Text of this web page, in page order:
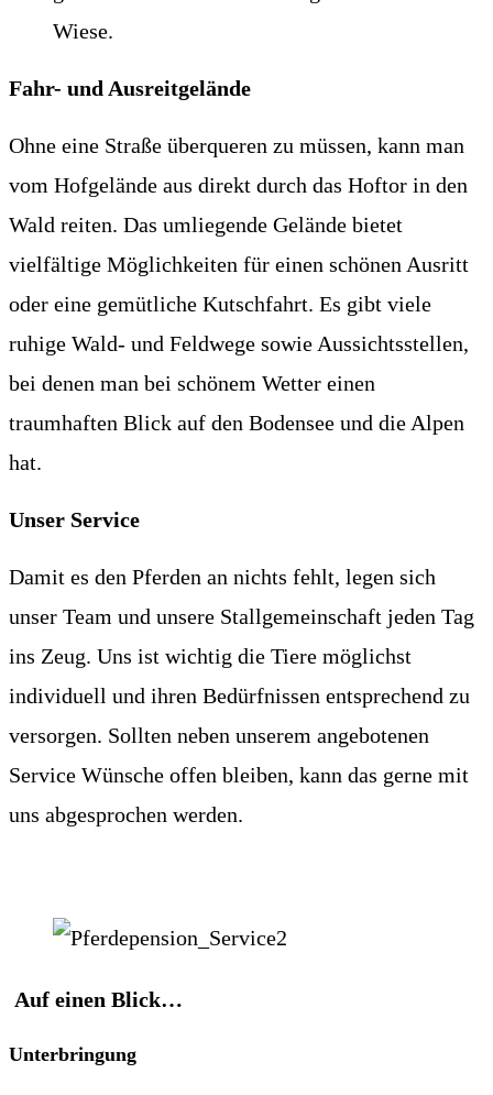
Fahr- und Ausreitgelände
Ohne eine Straße überqueren zu müssen, kann man
vom Hofgelände aus direkt durch das Hoftor in den
Wald reiten. Das umliegende Gelände bietet
vielfältige Möglichkeiten für einen schönen Ausritt
oder eine gemütliche Kutschfahrt. Es gibt viele
ruhige Wald- und Feldwege sowie Aussichtsstellen,
bei denen man bei schönem Wetter einen
traumhaften Blick auf den Bodensee und die Alpen
hat.
Unser Service
Damit es den Pferden an nichts fehlt, legen sich
unser Team und unsere Stallgemeinschaft jeden Tag
ins Zeug. Uns ist wichtig die Tiere möglichst
individuell und ihren Bedürfnissen entsprechend zu
versorgen. Sollten neben unserem angebotenen
Service Wünsche offen bleiben, kann das gerne mit
uns abgesprochen werden.
Auf einen Blick…
Unterbringung